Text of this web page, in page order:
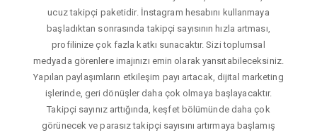
ucuz takipçi paketidir. İnstagram hesabını kullanmaya
başladıktan sonrasında takipçi sayısının hızla artması,
profilinize çok fazla katkı sunacaktır. Sizi toplumsal
medyada görenlere imajınızı emin olarak yansıtabileceksiniz.
Yapılan paylaşımların etkileşim payı artacak, dijital marketing
işlerinde, geri dönüşler daha çok olmaya başlayacaktır.
Takipçi sayınız arttığında, keşfet bölümünde daha çok
görünecek ve parasız takipçi sayısını artırmaya başlamış